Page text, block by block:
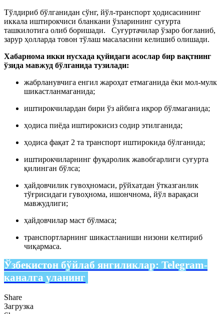
Тўлдириб бўлганидан сўнг, йўл-транспорт ҳодисасининг
иккала иштирокчиси бланкани ўзларининг суғурта
ташкилотига олиб боришади. Суғуртачилар ўзаро боғланиб,
зарур ҳолларда товон тўлаш масаласини келишиб олишади.
Хабарнома икки нусхада қуйидаги асослар бир вақтнинг
ўзида мавжуд бўлганида тузилади:
жабрланувчига енгил жароҳат етмаганида ёки мол-мулк
шикастланмаганида;
иштирокчилардан бири ўз айбига иқрор бўлмаганида;
ҳодиса пиёда иштирокисиз содир этилганида;
ҳодиса фақат 2 та транспорт иштирокида бўлганида;
иштирокчиларнинг фуқаролик жавобгарлиги суғурта
қилинган бўлса;
ҳайдовчилик гувоҳномаси, рўйхатдан ўтказганлик
тўғрисидаги гувоҳнома, ишончнома, йўл варақаси
мавжудлиги;
ҳайдовчилар маст бўлмаса;
транспортларнинг шикастланиши низони келтириб
чиқармаса.
Ўзбекистон бўйлаб янгиликлар: Telegram-
каналга уланинг
Share
Загрузка